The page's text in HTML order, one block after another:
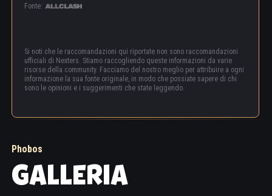
Fonte:
Si noti che le raccomandazioni qui riportate non sono raccomandazioni
ufficiali di Nexters. Stiamo raccogliendo queste informazioni da varie
risorse della community. Facciamo del nostro meglio per attribuire a ogni
informazione la sua fonte originale, in modo che possiate sapere di chi
sono le opinioni e i suggerimenti che state leggendo.
Phobos
GALLERIA